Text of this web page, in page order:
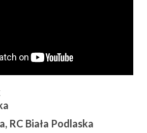
RC Biała Podlaska